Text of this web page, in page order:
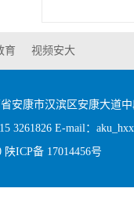
育 视频安大
安康市汉滨区安康大道
3261826 E-mail：
陕ICP备 17014456号